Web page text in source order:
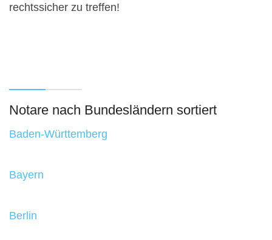
rechtssicher zu treffen!
Notare nach Bundesländern sortiert
Baden-Württemberg
Bayern
Berlin